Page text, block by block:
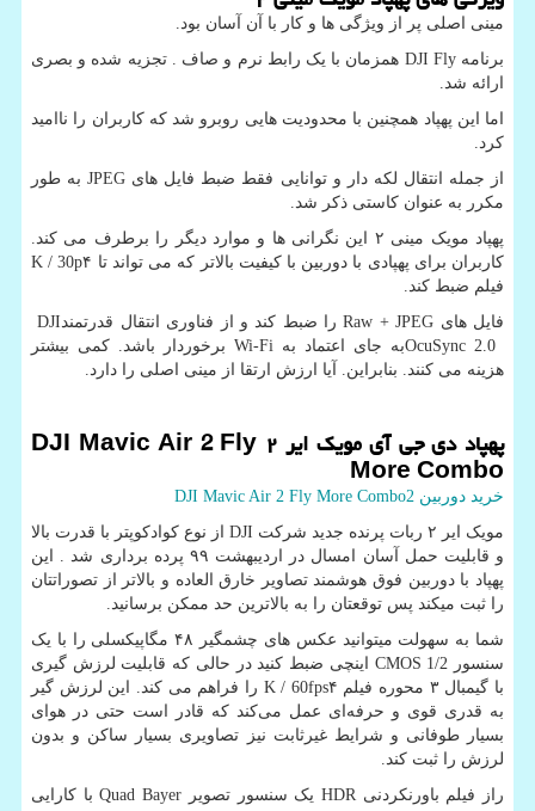
مینی اصلی پر از ویژگی ها و کار با آن آسان بود.
برنامه DJI Fly همزمان با یک رابط نرم و صاف . تجزیه شده و بصری
ارائه شد.
اما این پهپاد همچنین با محدودیت هایی روبرو شد که کاربران را ناامید
کرد.
از جمله انتقال لکه دار و توانایی فقط ضبط فایل های JPEG به طور
مکرر به عنوان کاستی ذکر شد.
پهپاد مویک مینی ۲ این نگرانی ها و موارد دیگر را برطرف می کند.
کاربران برای پهپادی با دوربین با کیفیت بالاتر که می تواند تا ۴
K / 30p
فیلم ضبط کند.
فایل های Raw + JPEG را ضبط کند و از فناوری انتقال قدرتمندDJI
OcuSync 2.0به جای اعتماد به Wi-Fi برخوردار باشد. کمی بیشتر
هزینه می کنند. بنابراین. آیا ارزش ارتقا از مینی اصلی را دارد.
پهپاد دی جی آی مویک ایر ۲ DJI Mavic Air 2 Fly
More Combo
خرید دوربین 2
DJI Mavic Air 2 Fly More Combo
مویک ایر ۲ ربات پرنده جدید شرکت
DJI از نوع کوادکوپتر با قدرت بالا
و قابلیت حمل آسان امسال در اردیبهشت ۹۹ پرده برداری شد . این
پهپاد با دوربین فوق هوشمند تصاویر خارق العاده و بالاتر از تصوراتتان
را ثبت میکند پس توقعتان را به بالاترین حد ممکن برسانید.
شما به سهولت میتوانید عکس های چشمگیر ۴۸ مگاپیکسلی را با یک
سنسور CMOS 1/2 اینچی ضبط کنید در حالی که قابلیت لرزش گیری
با گیمبال ۳ محوره فیلم ۴
K / 60fps را فراهم می کند. ‌این لرزش گیر
به قدری قوی و حرفه‌ای عمل می‌کند که قادر است حتی در هوای
بسیار طوفانی و شرایط غیرثابت نیز تصاویری بسیار ساکن و بدون
لرزش را ثبت کند.
راز فیلم باورنکردنیHDR یک سنسور تصویر Quad Bayerبا کارایی